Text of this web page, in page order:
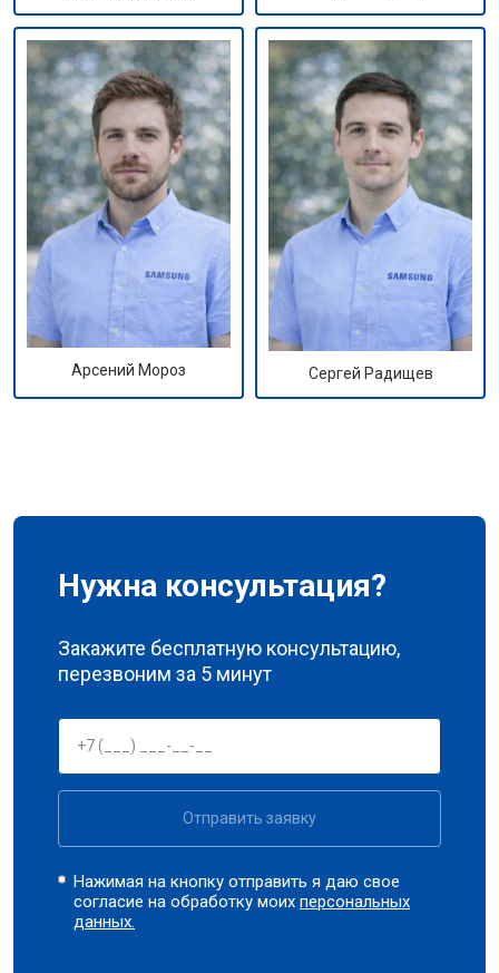
Арсений Мороз Сергей Радищев
Нужна консультация?
Закажите бесплатную консультацию,
перезвоним за 5 минут
Отправить заявку
Нажимая на кнопку отправить я даю свое
согласие на обработку моихперсональных
данных.